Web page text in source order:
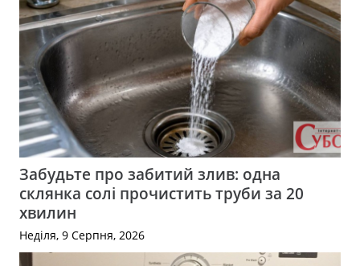
Забудьте про забитий злив: одна
склянка солі прочистить труби за 20
хвилин
Неділя, 9 Серпня, 2026